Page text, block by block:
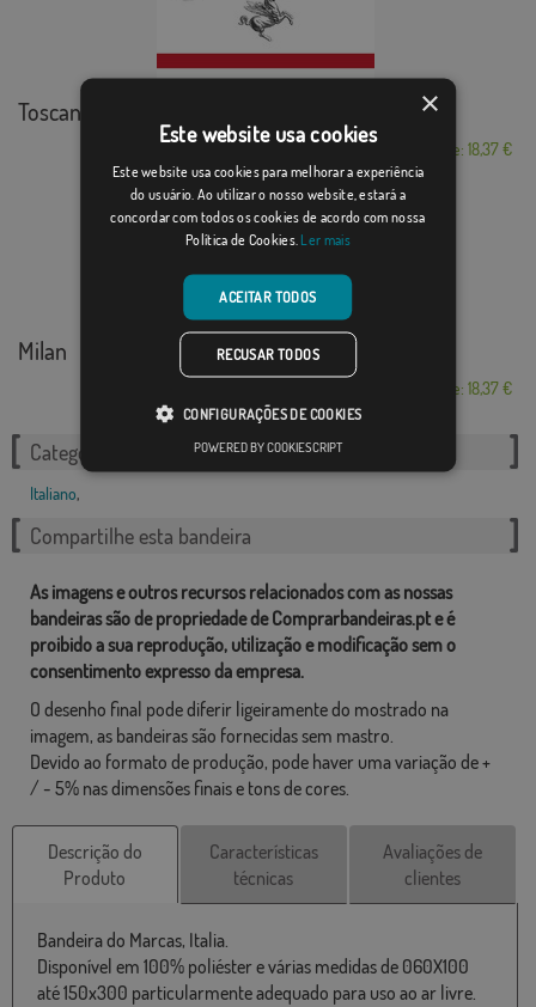
Toscana
Desde: 18,37 €
Milan
Desde: 18,37 €
Categorias relacionadas:
Italiano,
Compartilhe esta bandeira
As imagens e outros recursos relacionados com as nossas
bandeiras são de propriedade de Comprarbandeiras.pt e é
proibido a sua reprodução, utilização e modificação sem o
consentimento expresso da empresa.
O desenho final pode diferir ligeiramente do mostrado na
imagem, as bandeiras são fornecidas sem mastro.
Devido ao formato de produção, pode haver uma variação de +
/ - 5% nas dimensões finais e tons de cores.
Descrição do
Produto
Características
técnicas
Avaliações de
clientes
Bandeira do Marcas, Italia.
Disponível em 100% poliéster e várias medidas de 060X100
até 150x300 particularmente adequado para uso ao ar livre.
×
Este website usa cookies
Este website usa cookies para melhorar a experiência
do usuário. Ao utilizar o nosso website, estará a
concordar com todos os cookies de acordo com nossa
Política de Cookies. Ler mais
ACEITAR TODOS
RECUSAR TODOS
CONFIGURAÇÕES DE COOKIES
POWERED BY COOKIESCRIPT